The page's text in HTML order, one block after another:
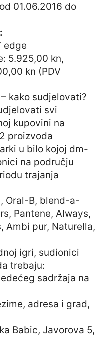
01.06.2016 do
edge
5.925,00 kn,
kn (PDV
kako sudjelovati?
svi
kupovini na
proizvoda
u bilo kojoj dm-
na području
trajanja
Oral-B, blend-a-
Pantene, Always,
Ambi pur, Naturella,
igri, sudionici
trebaju:
sadržaja na
adresa i grad,
Babic, Javorova 5,